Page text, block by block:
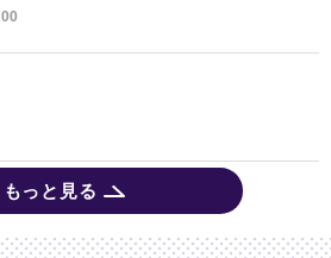
もっと見る